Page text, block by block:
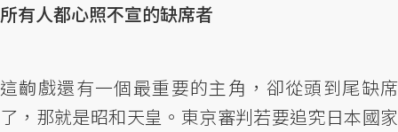
所有人都心照不宣的缺席者
這齣戲還有一個最重要的主角，卻從頭到尾缺席
了，那就是昭和天皇。東京審判若要追究日本國家